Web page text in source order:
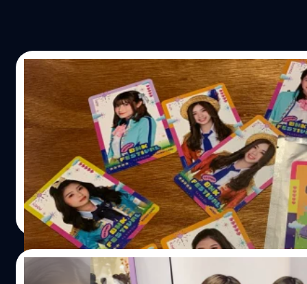
17/12/2018
แกะห่อลองลุ้น BNK48 Music Card Edition จ
หลังจากที่ BNK48 เปิด Pre-Order CD BNK48 5th Single
ทาง https://shop.bnk48.com/ ไปเมื่อ 8 พฤษจิกายน 2561
ส่วน Music Card Edition สามารถซื้อได้จนถึงวันที่ 22 มกราค
Edition จะประกอบไปด้วย บัตรแข็งที่ระลึก 1 ใบ จาก 51 แบ
Tracks, ของขวัญพิเศษ สำหรับ BNK48 Official App, Code
General…
Meechok Dechpokasup| 2791 days ago
Read More
09/12/2018